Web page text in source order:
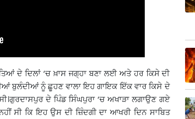
ਦੇ ਦਿਲਾਂ ‘ਚ ਖ਼ਾਸ ਜਗ੍ਹਾ ਬਣਾ ਲਈ ਅਤੇ ਹਰ ਕਿਸੇ ਦੀ
ਬੁਲੰਦੀਆਂ ਨੂੰ ਛੂਹਣ ਵਾਲਾ ਇਹ ਗਾਇਕ ਇੱਕ ਵਾਰ ਕਿਸੇ ਦੇ
ਦੇ ਪਿੰਡ ਸਿੰਘਪੁਰਾ ‘ਚ ਅਖਾੜਾ ਲਗਾਉਣ ਗਏ
ਸੀ ਕਿ ਇਹ ਉਸ ਦੀ ਜ਼ਿੰਦਗੀ ਦਾ ਆਖਰੀ ਦਿਨ ਸਾਬਿਤ